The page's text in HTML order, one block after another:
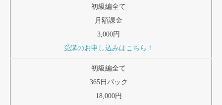
初級編全て
月額課金
3,000円
受講のお申し込みはこちら！
初級編全て
365日パック
18,000円